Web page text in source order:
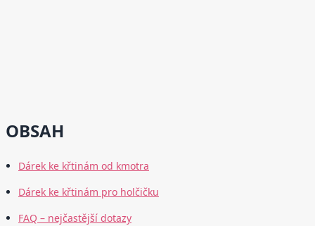
OBSAH
Dárek ke křtinám od kmotra
Dárek ke křtinám pro holčičku
FAQ – nejčastější dotazy